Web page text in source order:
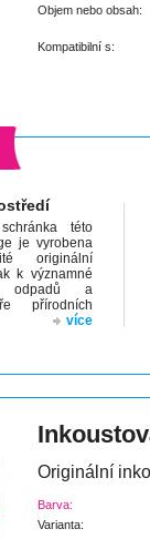
Objem nebo obsah:
Kompatibilní s:
této
je vyrobena
originální
k významné
odpadů a
přírodních
více
Originální
Barva:
Varianta: